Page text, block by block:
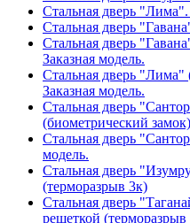
Стальная дверь "Лима".
Стальная дверь
Стальная дверь
Заказная модель.
Стальная дверь "Лима"
Заказная модель.
Стальная дверь
(биометрический
Стальная дверь
модель.
Стальная дверь
(терморазрыв 3к)
Стальная дверь
решеткой (терморазрыв